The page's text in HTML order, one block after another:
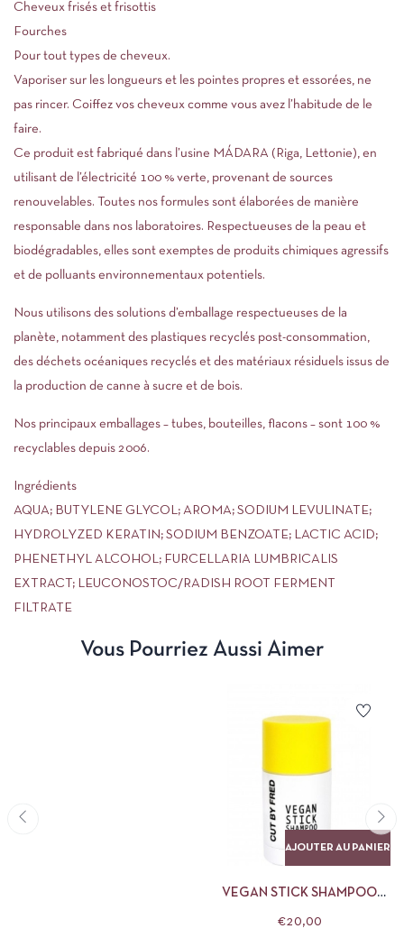
Cheveux frisés et frisottis
Fourches
Pour tout types de cheveux.
Vaporiser sur les longueurs et les pointes propres et essorées, ne
pas rincer. Coiffez vos cheveux comme vous avez l’habitude de le
faire.
Ce produit est fabriqué dans l’usine MÁDARA (Riga, Lettonie), en
utilisant de l’électricité 100 % verte, provenant de sources
renouvelables. Toutes nos formules sont élaborées de manière
responsable dans nos laboratoires. Respectueuses de la peau et
biodégradables, elles sont exemptes de produits chimiques agressifs
et de polluants environnementaux potentiels.
Nous utilisons des solutions d’emballage respectueuses de la
planète, notamment des plastiques recyclés post-consommation,
des déchets océaniques recyclés et des matériaux résiduels issus de
la production de canne à sucre et de bois.
Nos principaux emballages – tubes, bouteilles, flacons – sont 100 %
recyclables depuis 2006.
Ingrédients
AQUA; BUTYLENE GLYCOL; AROMA; SODIUM LEVULINATE;
HYDROLYZED KERATIN; SODIUM BENZOATE; LACTIC ACID;
PHENETHYL ALCOHOL; FURCELLARIA LUMBRICALIS
EXTRACT; LEUCONOSTOC/RADISH ROOT FERMENT
FILTRATE
Vous Pourriez Aussi Aimer
AJOUTER AU PANIER
VEGAN STICK SHAMPOO
€20,00